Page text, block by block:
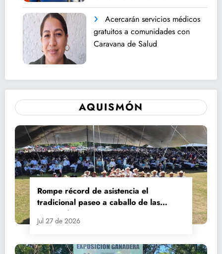
Acercarán servicios médicos
gratuitos a comunidades con
Caravana de Salud
AQUISMÓN
Rompe récord de asistencia el
tradicional paseo a caballo de las
Fiestas de Santiago y Santa Ana
Jul 27 de 2026